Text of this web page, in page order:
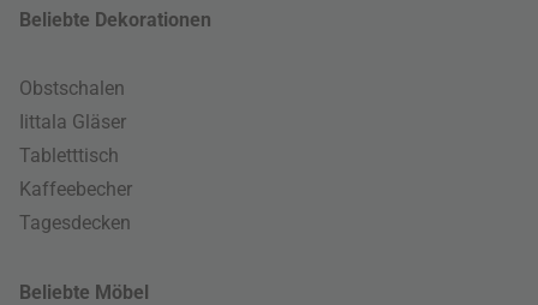
Beliebte Dekorationen
Obstschalen
Iittala Gläser
Tabletttisch
Kaffeebecher
Tagesdecken
Beliebte Möbel